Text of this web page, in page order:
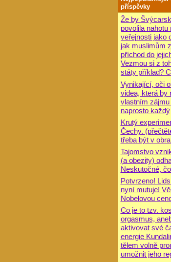
příspěvky
Že by
povolila nahotu
veřejnosti jako
jak muslimům
příchod do
Vezmou si z
státy příklad?
Vynikající, oči
videa, která by
vlastním zájmu
naprosto každý
Krutý
Čechy.
třeba být v
Tajomstvo
(a obezity)
Neskutočné,
Potvrzeno!
nyní mutuje!
Nobelovou
Co je to tzv.
orgasmus,
aktivovat své
energie
tělem volně
umožnit jeho